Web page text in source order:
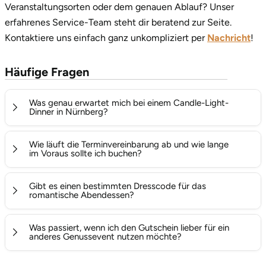
Veranstaltungsorten oder dem genauen Ablauf? Unser
erfahrenes Service-Team steht dir beratend zur Seite.
Kontaktiere uns einfach ganz unkompliziert per Nachricht!
Häufige Fragen
Was genau erwartet mich bei einem Candle-Light-
Dinner in Nürnberg?
Abend in einem stilvollen Restaurant. Ihr nehmt an einem
liebevoll dekorierten Tisch Platz und genießt ein
exklusives Mehr-Gänge-Menü, das meist aus drei oder
vier Gängen besteht. Ein passender Aperitif zur
Begrüßung ist in der Regel im Erlebnis enthalten, während
eine dezente, stimmungsvolle Atmosphäre den perfekten
Wie läuft die Terminvereinbarung ab und wie lange
im Voraus sollte ich buchen?
könnt ihr euren Gutschein ganz flexibel einlösen. Die
Kontaktdaten des Partners zur Terminabsprache findet ihr
direkt auf dem Gutschein. Da romantische
Wochenendtermine und Feiertage wie der Valentinstag
Gibt es einen bestimmten Dresscode für das
romantische Abendessen?
unterstreicht eine elegante beziehungsweise gehobene
Freizeitkleidung (Smart Casual) den festlichen und
Was passiert, wenn ich den Gutschein lieber für ein
anderes Genussevent nutzen möchte?